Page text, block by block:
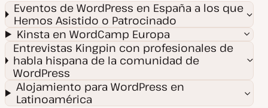
Eventos de WordPress en España a los que
Hemos Asistido o Patrocinado
Kinsta en WordCamp Europa
Entrevistas Kingpin con profesionales de
habla hispana de la comunidad de
WordPress
Alojamiento para WordPress en
Latinoamérica